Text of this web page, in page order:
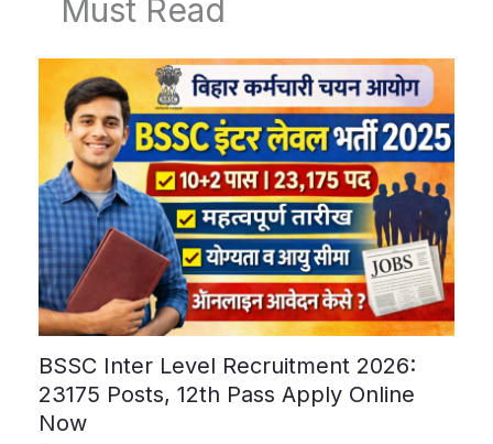
Must Read
BSSC Inter Level Recruitment 2026:
23175 Posts, 12th Pass Apply Online
Now